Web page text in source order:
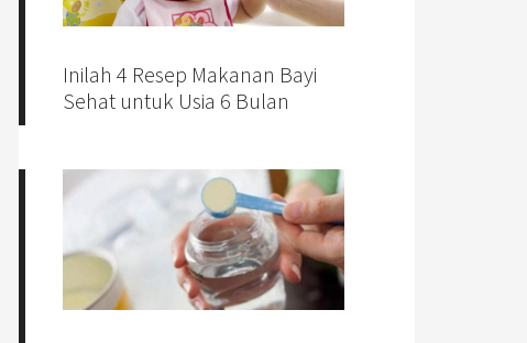
Inilah 4 Resep Makanan Bayi
Sehat untuk Usia 6 Bulan